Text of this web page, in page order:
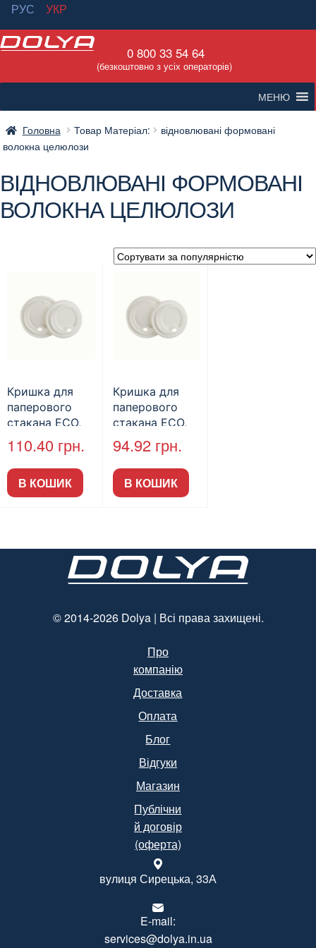
РУС
УКР
Перейти
навігації
Перейти
вмісту
0 800 33 54 64
(безкоштовно з усіх операторів)
МЕНЮ
Головна Товар Матеріал:
відновлювані формовані
волокна целюлози
ВІДНОВЛЮВАНІ ФОРМОВАНІ
ВОЛОКНА ЦЕЛЮЛОЗИ
Кришка для
паперового
стакана ЕСО,
D-90, 50шт/пак
110.40 грн.
В КОШИК
Кришка для
паперового
стакана ЕСО,
D-80, 50шт/пак
94.92 грн.
В КОШИК
© 2014-2026 Dolya | Всі права захищені.
Про
компанію
Доставка
Оплата
Блог
Відгуки
Магазин
Публічни
й договір
(оферта)
вулиця Сирецька, 33А
E-mail:
services@dolya.in.ua